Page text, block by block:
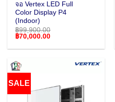
จอ Vertex LED Full
Color Display P4
(Indoor)
฿99,900.00
Original
was:
฿70,000.00Current
is:
SALE